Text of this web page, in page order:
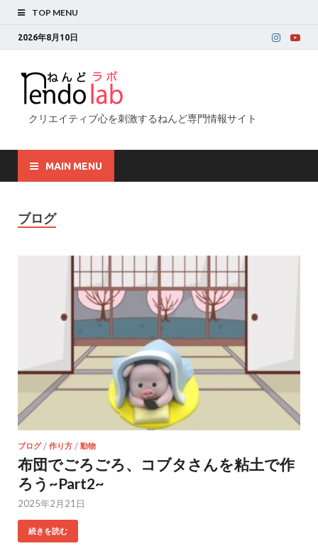
TOP MENU
2026年8月10日
クリエイティブ心を刺激するねんど専門情報サイト
MAIN MENU
ブログ
ブログ/ 作り方 / 動物
布団でごろごろ、コブタさんを粘土で作
ろう~Part2~
2025年2月21日
続きを読む